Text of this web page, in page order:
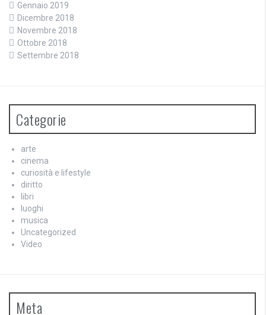
Gennaio 2019
Dicembre 2018
Novembre 2018
Ottobre 2018
Settembre 2018
Categorie
arte
cinema
curiosità e lifestyle
diritto
libri
luoghi
musica
Uncategorized
Video
Meta